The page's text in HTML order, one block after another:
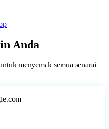
Anda
menyemak semua senarai